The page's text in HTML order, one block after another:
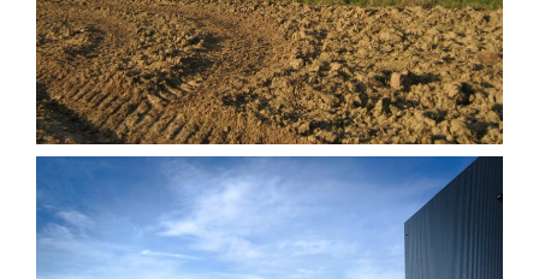
MÉDIATHÈQUE
CARRIÈRES
CONTACT